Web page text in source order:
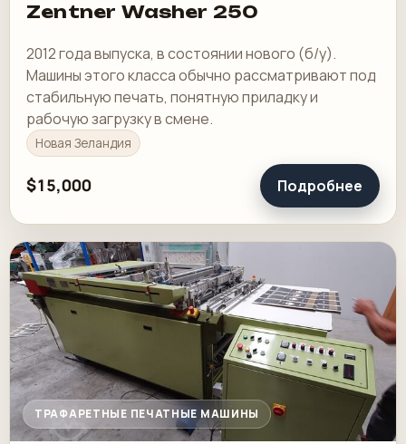
Zentner Washer 250
2012 года выпуска, в состоянии нового (б/у).
Машины этого класса обычно рассматривают под
стабильную печать, понятную приладку и
рабочую загрузку в смене.
Новая Зеландия
$15,000 Подробнее
ТРАФАРЕТНЫЕ ПЕЧАТНЫЕ МАШИНЫ